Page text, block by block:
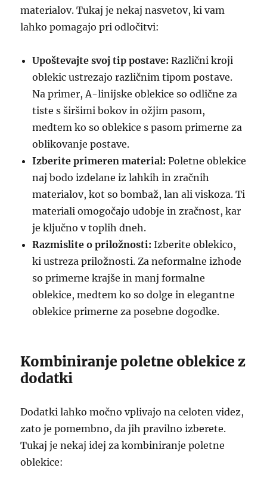
materialov. Tukaj je nekaj nasvetov, ki vam
lahko pomagajo pri odločitvi:
Upoštevajte svoj tip postave: Različni kroji
oblekic ustrezajo različnim tipom postave.
Na primer, A-linijske oblekice so odlične za
tiste s širšimi bokov in ožjim pasom,
medtem ko so oblekice s pasom primerne za
oblikovanje postave.
Izberite primeren material: Poletne oblekice
naj bodo izdelane iz lahkih in zračnih
materialov, kot so bombaž, lan ali viskoza. Ti
materiali omogočajo udobje in zračnost, kar
je ključno v toplih dneh.
Razmislite o priložnosti: Izberite oblekico,
ki ustreza priložnosti. Za neformalne izhode
so primerne krajše in manj formalne
oblekice, medtem ko so dolge in elegantne
oblekice primerne za posebne dogodke.
Kombiniranje poletne oblekice z
dodatki
Dodatki lahko močno vplivajo na celoten videz,
zato je pomembno, da jih pravilno izberete.
Tukaj je nekaj idej za kombiniranje poletne
oblekice: